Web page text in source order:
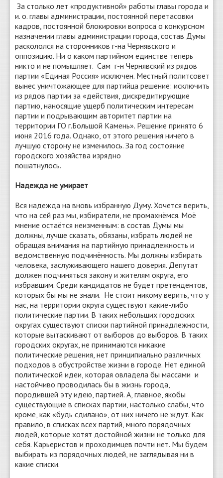
За столько лет «продуктивной» работы главы города и
и. о. главы администрации, постоянной перетасовки
кадров, постоянной блокировки вопроса о конкурсном
назначении главы администрации города, состав Думы
раскололся на сторонников г-на Чернявского и
оппозицию. Ни о каком партийном единстве теперь
никто и не помышляет. Сам г-н Чернявский из рядов
партии «Единая Россия» исключен. Местный политсовет
вынес уничтожающее для партийца решение: исключить
из рядов партии за «действия, дискредитирующие
партию, наносящие ущерб политическим интересам
партии и подрывающим авторитет партии на
территории ГО г.Большой Камень». Решение принято 6
июня 2016 года. Однако, от этого решения ничего в
лучшую сторону не изменилось. За год состояние
городского хозяйства изрядно
пошатнулось.
Надежда не умирает
Вся надежда на вновь избранную Думу. Хочется верить,
что на сей раз мы, избиратели, не промахнёмся. Моё
мнение остаётся неизменным: в состав Думы мы
должны, лучше сказать, обязаны, избрать людей не
обращая внимания на партийную принадлежность и
ведомственную подчинённость. Мы должны избирать
человека, заслуживающего нашего доверия. Депутат
должен подчиняться закону и жителям округа, его
избравшим. Среди кандидатов не будет претендентов,
которых бы мы не знали. Не стоит никому верить, что у
нас, на территории округа существуют какие-либо
политические партии. В таких небольших городских
округах существуют списки партийной принадлежности,
которые вытаскивают от выборов до выборов. В таких
городских округах, не принимаются никакие
политические решения, нет принципиально различных
подходов в обустройстве жизни в городе. Нет единой
политической идеи, которая овладела бы массами и
настойчиво проводилась бы в жизнь города,
породившей эту идею, партией. А, главное, якобы
существующие в списках партии, настолько слабы, что
кроме, как «будь сдилано», от них ничего не ждут. Как
правило, в списках всех партий, много порядочных
людей, которые хотят достойной жизни не только для
себя. Карьеристов и проходимцев почти нет. Мы будем
выбирать из порядочных людей, не заглядывая ни в
какие списки.